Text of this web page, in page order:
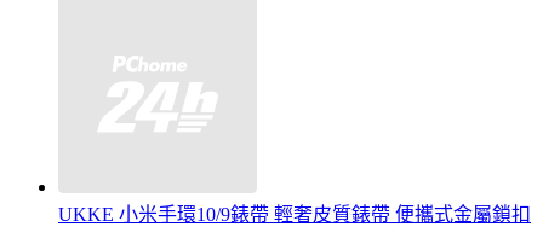
UKKE 小米手環10/9錶帶 輕奢皮質錶帶 便攜式金屬鎖扣